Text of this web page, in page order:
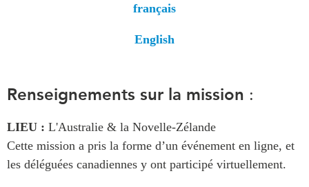
français
English
Renseignements sur la mission :
LIEU : L'Australie & la Novelle-Zélande
Cette mission a pris la forme d’un événement en ligne, et
les déléguées canadiennes y ont participé virtuellement.